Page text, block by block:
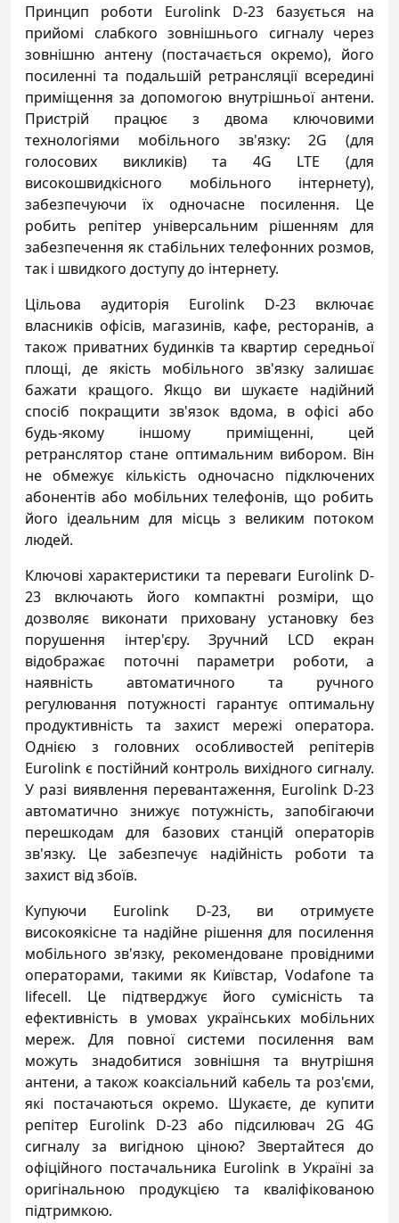
Принцип роботи Eurolink D-23 базується на
прийомі слабкого зовнішнього сигналу через
зовнішню антену (постачається окремо), його
посиленні та подальшій ретрансляції всередині
приміщення за допомогою внутрішньої антени.
Пристрій працює з двома ключовими
технологіями мобільного зв'язку: 2G (для
голосових викликів) та 4G LTE (для
високошвидкісного мобільного інтернету),
забезпечуючи їх одночасне посилення. Це
робить репітер універсальним рішенням для
забезпечення як стабільних телефонних розмов,
так і швидкого доступу до інтернету.
Цільова аудиторія Eurolink D-23 включає
власників офісів, магазинів, кафе, ресторанів, а
також приватних будинків та квартир середньої
площі, де якість мобільного зв'язку залишає
бажати кращого. Якщо ви шукаєте надійний
спосіб покращити зв'язок вдома, в офісі або
будь-якому іншому приміщенні, цей
ретранслятор стане оптимальним вибором. Він
не обмежує кількість одночасно підключених
абонентів або мобільних телефонів, що робить
його ідеальним для місць з великим потоком
людей.
Ключові характеристики та переваги Eurolink D-
23 включають його компактні розміри, що
дозволяє виконати приховану установку без
порушення інтер'єру. Зручний LCD екран
відображає поточні параметри роботи, а
наявність автоматичного та ручного
регулювання потужності гарантує оптимальну
продуктивність та захист мережі оператора.
Однією з головних особливостей репітерів
Eurolink є постійний контроль вихідного сигналу.
У разі виявлення перевантаження, Eurolink D-23
автоматично знижує потужність, запобігаючи
перешкодам для базових станцій операторів
зв'язку. Це забезпечує надійність роботи та
захист від збоїв.
Купуючи Eurolink D-23, ви отримуєте
високоякісне та надійне рішення для посилення
мобільного зв'язку, рекомендоване провідними
операторами, такими як Київстар, Vodafone та
lifecell. Це підтверджує його сумісність та
ефективність в умовах українських мобільних
мереж. Для повної системи посилення вам
можуть знадобитися зовнішня та внутрішня
антени, а також коаксіальний кабель та роз'єми,
які постачаються окремо. Шукаєте, де купити
репітер Eurolink D-23 або підсилювач 2G 4G
сигналу за вигідною ціною? Звертайтеся до
офіційного постачальника Eurolink в Україні за
оригінальною продукцією та кваліфікованою
підтримкою.